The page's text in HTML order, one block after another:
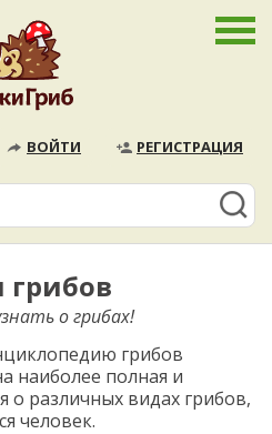
ВОЙТИ РЕГИСТРАЦИЯ
о грибах!
грибов
наиболее полная и
о различных видах грибов,
человек.